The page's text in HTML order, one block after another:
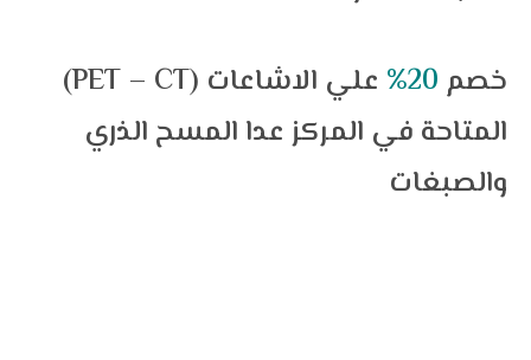
(PET – CT) خصم
علي الاشاعات
المتاحة في المركز عدا المسح الذري
والصبغات